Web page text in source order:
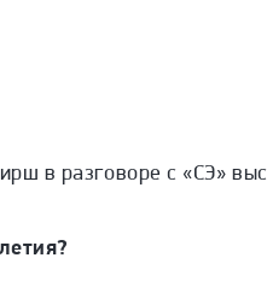
в разговоре с «СЭ»